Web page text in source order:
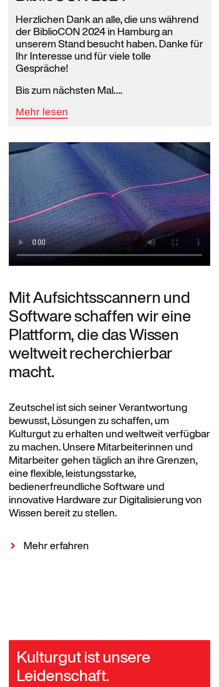
Herzlichen Dank an alle, die uns während
der BiblioCON 2024 in Hamburg an
unserem Stand besucht haben. Danke für
Ihr Interesse und für viele tolle
Gespräche!
Bis zum nächsten Mal….
Mit Aufsichtsscannern und
Software schaffen wir eine
Plattform, die das Wissen
weltweit recherchierbar
macht.
Zeutschel ist sich seiner Verantwortung
bewusst, Lösungen zu schaffen, um
Kulturgut zu erhalten und weltweit verfügbar
zu machen. Unsere Mitarbeiterinnen und
Mitarbeiter gehen täglich an ihre Grenzen,
eine flexible, leistungsstarke,
bedienerfreundliche Software und
innovative Hardware zur Digitalisierung von
Wissen bereit zu stellen.
Mehr erfahren
Kulturgut ist unsere
Leidenschaft.